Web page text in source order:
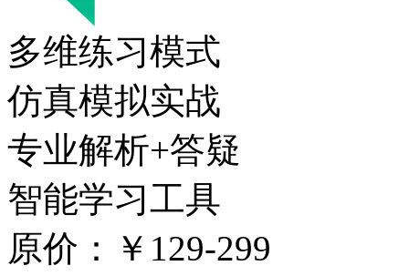
多维练习模式
仿真模拟实战
专业解析+答疑
智能学习工具
原价：￥129-299